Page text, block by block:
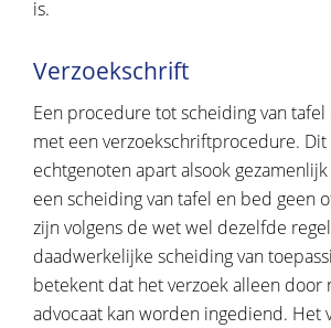
is.
Verzoekschrift
Een procedure tot scheiding van
met een verzoekschriftprocedure.
echtgenoten apart alsook
een scheiding van tafel en bed geen
zijn volgens de wet wel dezelfde
daadwerkelijke scheiding van
betekent dat het verzoek alleen door
advocaat kan worden ingediend. Het